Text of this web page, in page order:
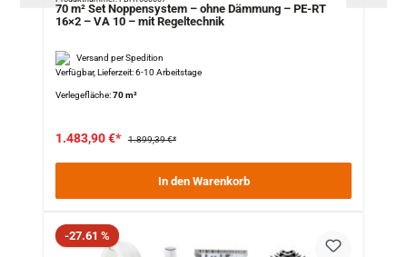
70 m² Set Noppensystem – ohne Dämmung – PE-RT
16×2 – VA 10 – mit Regeltechnik
Versand per Spedition
Verfügbar, Lieferzeit: 6-10 Arbeitstage
Verlegefläche:70 m²
1.483,90 €* 1.899,39 €*
In den Warenkorb
Rabatt
-27.61 %